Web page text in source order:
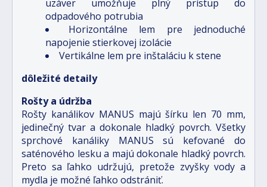
uzáver umožňuje plný prístup do
odpadového potrubia
Horizontálne lem pre jednoduché
napojenie stierkovej izolácie
Vertikálne lem pre inštaláciu k stene
dôležité detaily
Rošty a údržba
Rošty kanálikov MANUS majú šírku len 70 mm,
jedinečný tvar a dokonale hladký povrch. Všetky
sprchové kanáliky MANUS sú kefované do
saténového lesku a majú dokonale hladký povrch.
Preto sa ľahko udržujú, pretože zvyšky vody a
mydla je možné ľahko odstrániť.